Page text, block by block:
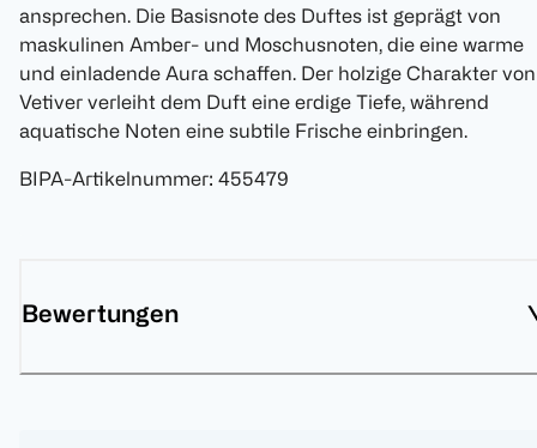
ansprechen. Die Basisnote des Duftes ist geprägt von
maskulinen Amber- und Moschusnoten, die eine warme
und einladende Aura schaffen. Der holzige Charakter von
Vetiver verleiht dem Duft eine erdige Tiefe, während
aquatische Noten eine subtile Frische einbringen.
BIPA-Artikelnummer: 455479
Bewertungen